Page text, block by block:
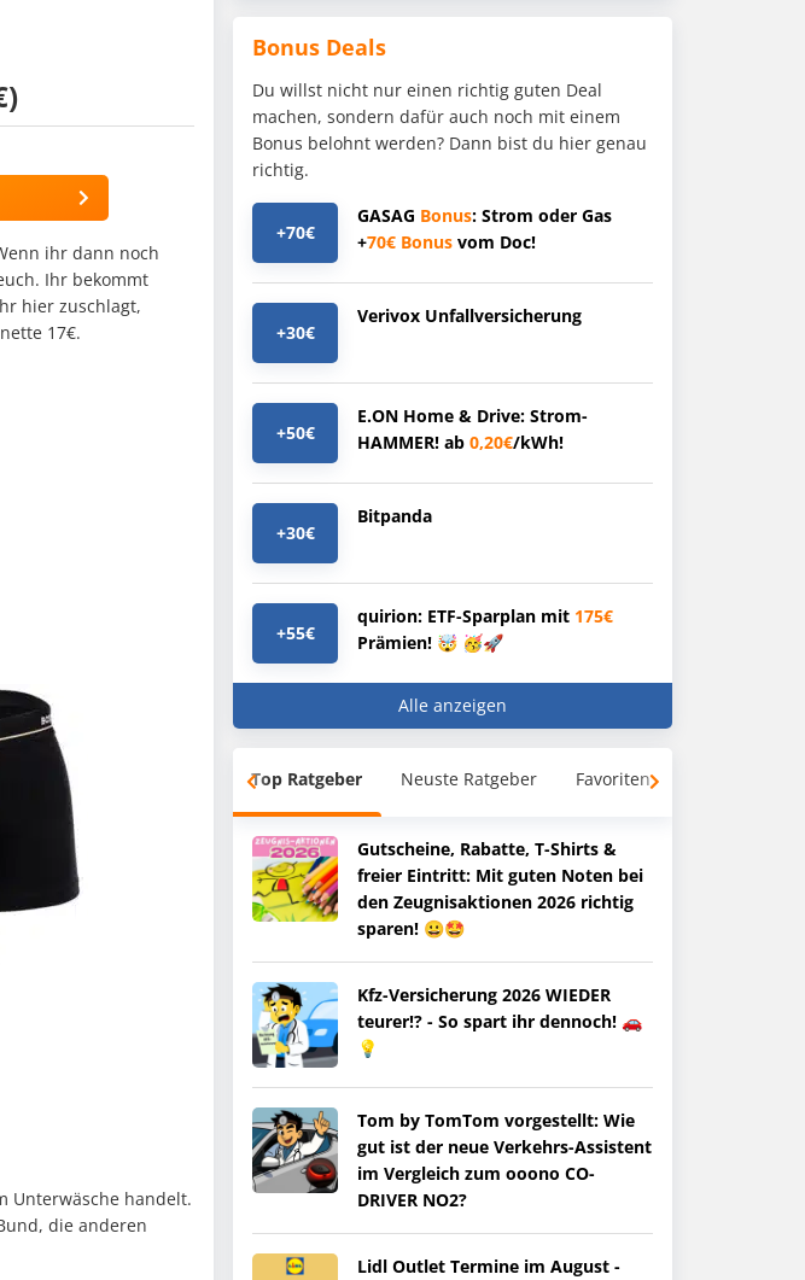
ihr dann noch
Ihr bekommt
hier zuschlagt,
17€.
Unterwäsche handelt.
die anderen
Bonus Deals
Du willst nicht nur einen richtig guten Deal
machen, sondern dafür auch noch mit einem
Bonus belohnt werden? Dann bist du hier genau
richtig.
+70€
GASAG Bonus: Strom oder Gas
+70€ Bonus vom Doc!
+30€
Verivox Unfallversicherung
+50€
E.ON Home & Drive: Strom-
HAMMER! ab 0,20€/kWh!
+30€
Bitpanda
+55€
quirion: ETF-Sparplan mit 175€
Prämien! 🤯 🥳🚀
Alle anzeigen
Top Ratgeber Neuste Ratgeber Favoriten
Gutscheine, Rabatte, T-Shirts &
freier Eintritt: Mit guten Noten bei
den Zeugnisaktionen 2026 richtig
sparen! 😀🤩
Kfz-Versicherung 2026 WIEDER
teurer!? - So spart ihr dennoch! 🚗
💡
Tom by TomTom vorgestellt: Wie
gut ist der neue Verkehrs-Assistent
im Vergleich zum ooono CO-
DRIVER NO2?
Lidl Outlet Termine im August -